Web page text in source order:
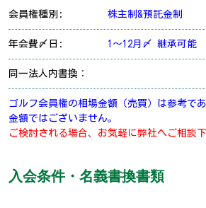
会員権種別: 株主制&預託金制
年会費〆日: 1～12月〆 継承可能
同一法人内書換：
ゴルフ会員権の相場金額（売買）は参考で
金額ではございません。
ご検討される場合、お気軽に弊社へご相談下
入会条件・名義書換書類